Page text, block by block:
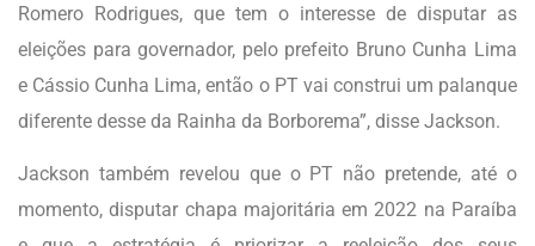
Romero Rodrigues, que tem o interesse de disputar as
eleições para governador, pelo prefeito Bruno Cunha Lima
e Cássio Cunha Lima, então o PT vai construi um palanque
diferente desse da Rainha da Borborema”, disse Jackson.
Jackson também revelou que o PT não pretende, até o
momento, disputar chapa majoritária em 2022 na Paraíba